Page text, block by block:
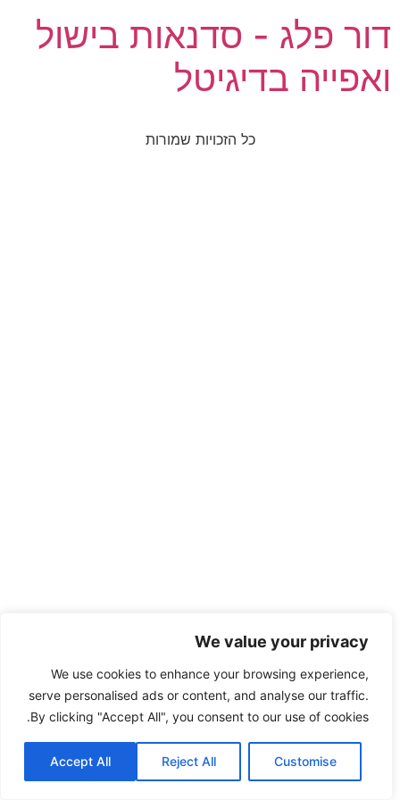
We value your privacy
We use cookies to enhance your browsing experience,
serve personalised ads or content, and analyse our traffic.
By clicking "Accept All", you consent to our use of cookies.
Customise
Reject All
Accept All
דור פלג - סדנאות בישול
ואפייה בדיגיטל
כל הזכויות שמורות